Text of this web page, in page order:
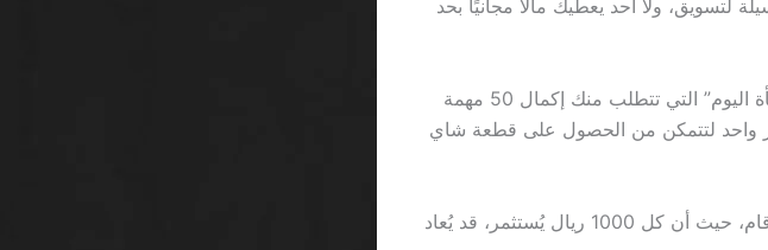
لتسويق، ولا أحد يعطيك مالًا مجانيًا بحد
أحيانًا تجد نفسك أمام شريط إعلانات يعلن عن “مكافأة اليوم” التي تتطلب منك إكمال 50 مهمة
وهذا يشبه طلب 12 قهوة من بار واحد لتتمكن من الحصول على قطعة شاي
الواقع أن بينغو الإلكتروني في السعودية يظل لعبة أرقام، حيث أن كل 1000 ريال يُستثمر، قد يُعاد